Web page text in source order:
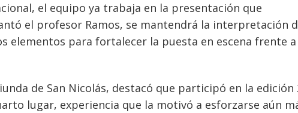
el equipo ya trabaja en la presentación que
el profesor Ramos, se mantendrá la interpretación
elementos para fortalecer la puesta en escena frente
de San Nicolás, destacó que participó en la edición
lugar, experiencia que la motivó a esforzarse aún